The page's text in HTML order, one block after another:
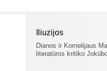
Iliuzijos
Dianos ir Kornelijaus
literatūros kritiko